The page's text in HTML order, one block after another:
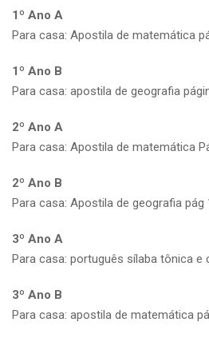
1º Ano A
Para casa: Apostila de matemática
1º Ano B
Para casa: apostila de geografia
2º Ano A
Para casa: Apostila de matemática
2º Ano B
Para casa: Apostila de geografia pág
3º Ano A
Para casa: português sílaba tônica e
3º Ano B
Para casa: apostila de matemática